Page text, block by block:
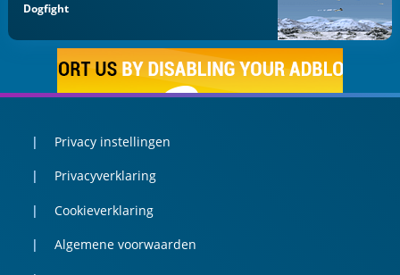
Dogfight
Privacy instellingen
Privacyverklaring
Cookieverklaring
Algemene voorwaarden